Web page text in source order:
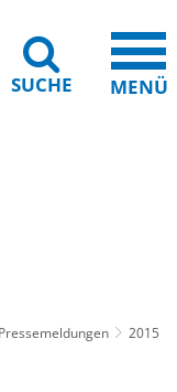
SUCHE MENÜ
Pressemeldungen
2015